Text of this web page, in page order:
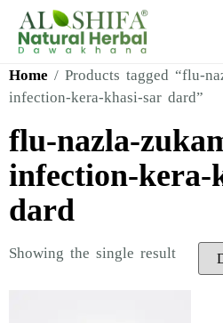
Home / Products tagged “flu-
infection-kera-khasi-sar dard”
flu-nazla-
infection-kera-
dard
Showing the single result